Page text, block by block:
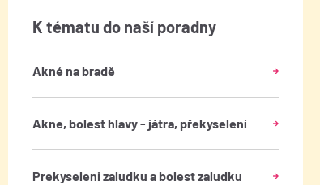
K tématu do naší poradny
Akné na bradě
Akne, bolest hlavy - játra, překyselení
Prekyseleni zaludku a bolest zaludku